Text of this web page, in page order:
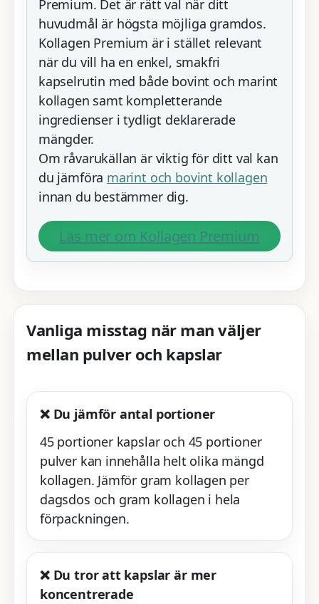
Premium. Det är rätt val när ditt
huvudmål är högsta möjliga gramdos.
Kollagen Premium är i stället relevant
när du vill ha en enkel, smakfri
kapselrutin med både bovint och marint
kollagen samt kompletterande
ingredienser i tydligt deklarerade
mängder.
Om råvarukällan är viktig för ditt val kan
du jämföra marint och bovint kollagen
innan du bestämmer dig.
Läs mer om Kollagen Premium
Vanliga misstag när man väljer
mellan pulver och kapslar
❌ Du jämför antal portioner
45 portioner kapslar och 45 portioner
pulver kan innehålla helt olika mängd
kollagen. Jämför gram kollagen per
dagsdos och gram kollagen i hela
förpackningen.
❌ Du tror att kapslar är mer
koncentrerade